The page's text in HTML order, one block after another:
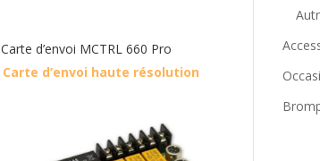
Carte d’envoi MCTRL 660 Pro
Carte d’envoi haute résolution